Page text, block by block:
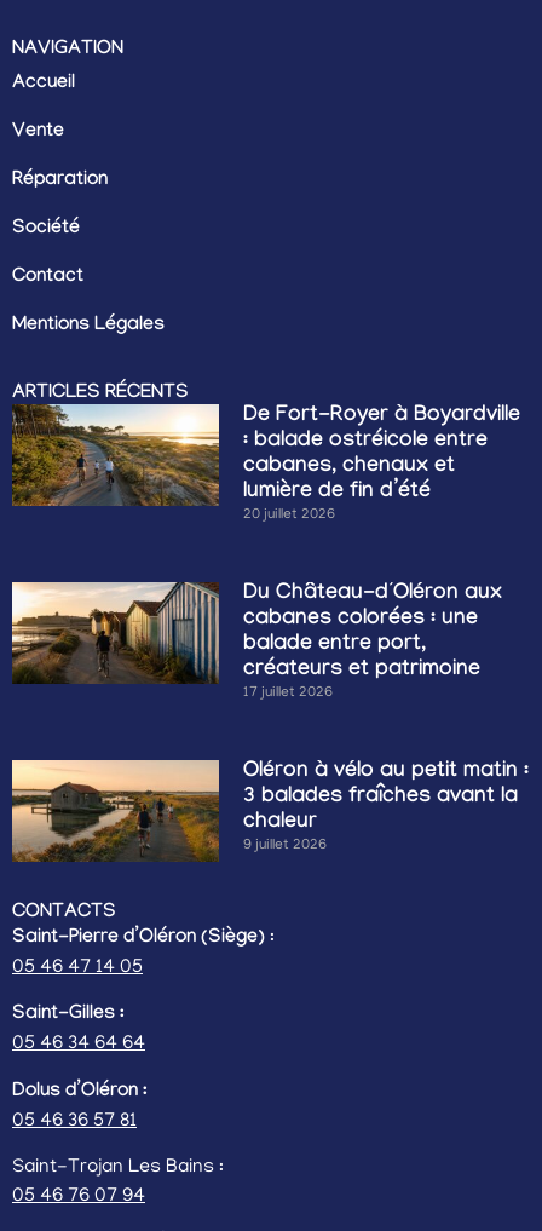
NAVIGATION
Accueil
Vente
Réparation
Société
Contact
Mentions Légales
ARTICLES RÉCENTS
De Fort-Royer à Boyardville
: balade ostréicole entre
cabanes, chenaux et
lumière de fin d’été
20 juillet 2026
Du Château-d’Oléron aux
cabanes colorées : une
balade entre port,
créateurs et patrimoine
17 juillet 2026
Oléron à vélo au petit matin :
3 balades fraîches avant la
chaleur
9 juillet 2026
CONTACTS
Saint-Pierre d’Oléron (Siège) :
05 46 47 14 05
Saint-Gilles :
05 46 34 64 64
Dolus d’Oléron :
05 46 36 57 81
Saint-Trojan Les Bains :
05 46 76 07 94